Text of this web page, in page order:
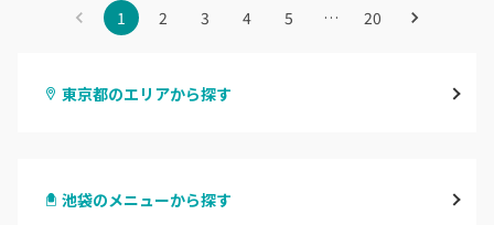
1 2 3 4 5 … 20
東京都のエリアから探す
原宿
池袋のメニューから探す